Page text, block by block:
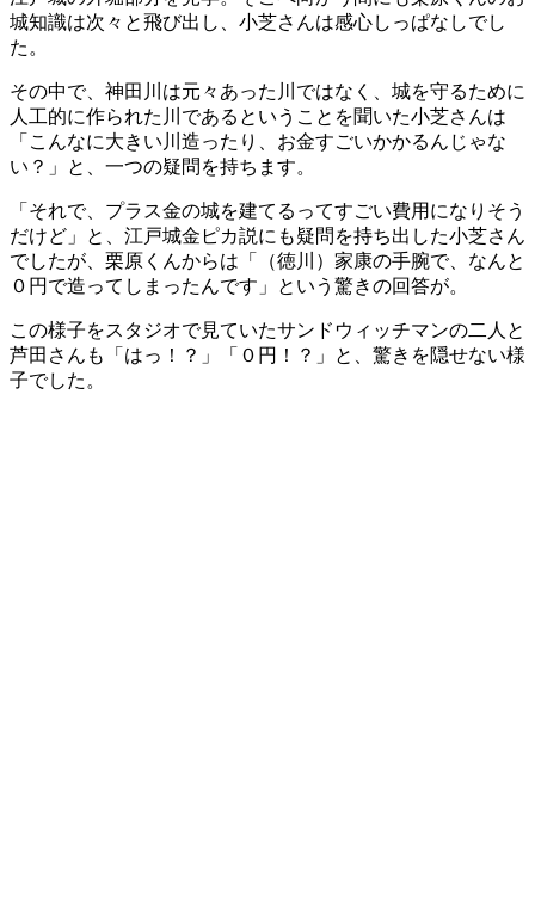
城知識は次々と飛び出し、小芝さんは感心しっぱなしでし
た。
その中で、神田川は元々あった川ではなく、城を守るために
人工的に作られた川であるということを聞いた小芝さんは
「こんなに大きい川造ったり、お金すごいかかるんじゃな
い？」と、一つの疑問を持ちます。
「それで、プラス金の城を建てるってすごい費用になりそう
だけど」と、江戸城金ピカ説にも疑問を持ち出した小芝さん
でしたが、栗原くんからは「（徳川）家康の手腕で、なんと
０円で造ってしまったんです」という驚きの回答が。
この様子をスタジオで見ていたサンドウィッチマンの二人と
芦田さんも「はっ！？」「０円！？」と、驚きを隠せない様
子でした。